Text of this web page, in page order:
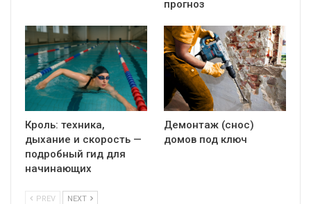
прогноз
Кроль: техника,
дыхание и скорость —
подробный гид для
начинающих
Демонтаж (снос)
домов под ключ
PREV NEXT